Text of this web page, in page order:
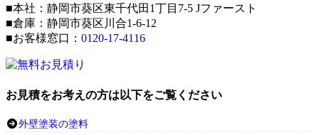
■本社：静岡市葵区東千代田1丁目7-5 Jファースト
■倉庫：静岡市葵区川合1-6-12
■お客様窓口： 0120-17-4116
お見積をお考えの方は以下をご覧ください
外壁塗装の塗料